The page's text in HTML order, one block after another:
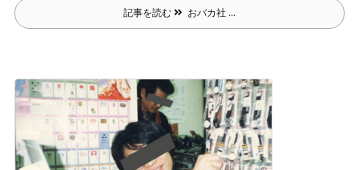
記事を読む おバカ社 ...